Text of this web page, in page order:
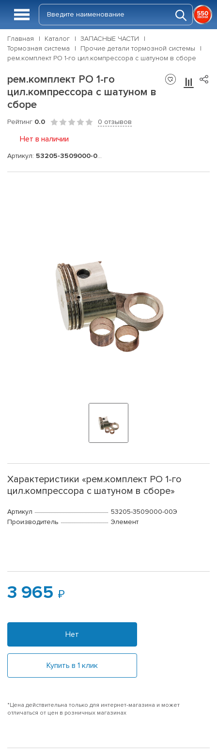
Главная Каталог
ЗАПАСНЫЕ ЧАСТИ
Тормозная система
Прочие детали тормозной системы
рем.комплект РО 1-го цил.компрессора с шатуном в сборе
рем.комплект РО 1-го
цил.компрессора с шатуном в
сборе
Рейтинг 0.0 0 отзывов
Нет в наличии
Артикул: 53205-3509000-00Э
Характеристики «рем.комплект РО 1-го
цил.компрессора с шатуном в сборе»
Артикул
53205-3509000-00Э
Производитель
Элемент
3 965
Нет
Купить в 1 клик
*Цена действительна только для интернет-магазина и может
отличаться от цен в розничных магазинах